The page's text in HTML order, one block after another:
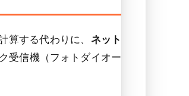
する代わりに、 ネット
受信機（フォトダイオー